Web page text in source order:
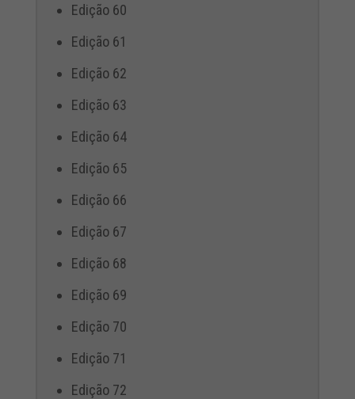
Edição 60
Edição 61
Edição 62
Edição 63
Edição 64
Edição 65
Edição 66
Edição 67
Edição 68
Edição 69
Edição 70
Edição 71
Edição 72